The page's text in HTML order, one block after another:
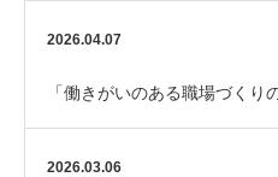
れました
2026.04.07
「働きがいのある職場づくり
（厚生労働省）
2026.03.06